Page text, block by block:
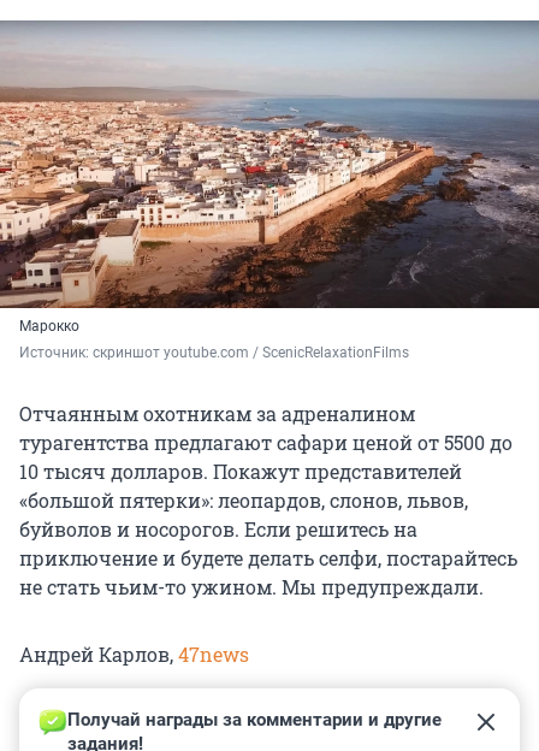
Марокко
Источник: скриншот youtube.com / ScenicRelaxationFilms
Отчаянным охотникам за адреналином
турагентства предлагают сафари ценой от 5500 до
10 тысяч долларов. Покажут представителей
«большой пятерки»: леопардов, слонов, львов,
буйволов и носорогов. Если решитесь на
приключение и будете делать селфи, постарайтесь
не стать чьим-то ужином. Мы предупреждали.
Андрей Карлов,47news
Получай награды за комментарии и другие
задания!